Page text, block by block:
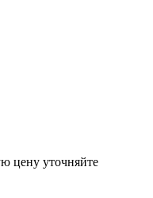
цену уточняйте